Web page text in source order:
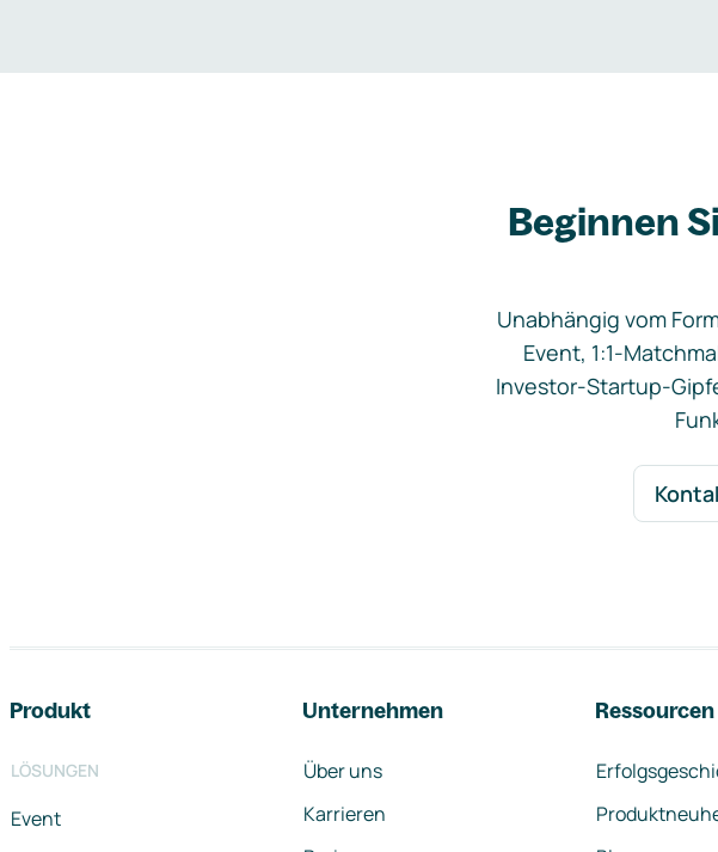
Beginnen
Unabhängig vom
Event, 1:1-
Investor-Startup-
Produkt
LÖSUNGEN
Event
Unternehmen
Über uns
Karrieren
Ressourcen